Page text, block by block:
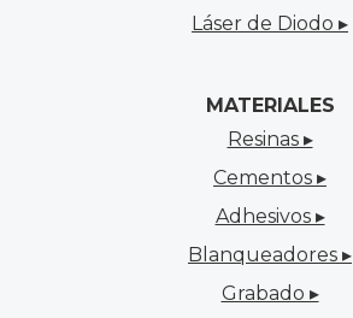
Láser de Diodo ▸
MATERIALES
Resinas ▸
Cementos ▸
Adhesivos ▸
Blanqueadores ▸
Grabado ▸